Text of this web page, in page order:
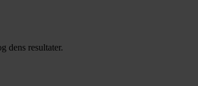
dens resultater.